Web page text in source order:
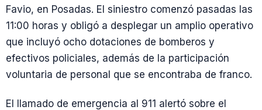
Favio, en Posadas. El siniestro comenzó pasadas las
11:00 horas y obligó a desplegar un amplio operativo
que incluyó ocho dotaciones de bomberos y
efectivos policiales, además de la participación
voluntaria de personal que se encontraba de franco.
El llamado de emergencia al 911 alertó sobre el